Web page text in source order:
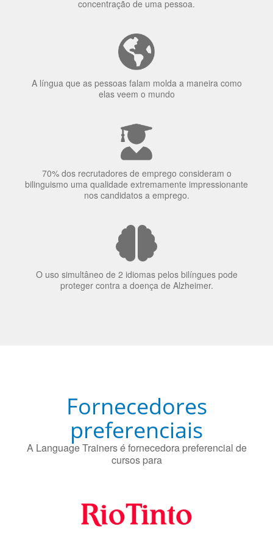
A língua que as pessoas falam molda a maneira como
elas veem o mundo
70% dos recrutadores de emprego consideram o
bilinguismo uma qualidade extremamente impressionante
O uso simultâneo de 2 idiomas pelos bilíngues pode
proteger contra a doença de Alzheimer.
preferenciais
A Language Trainers é fornecedora preferencial de
cursos para